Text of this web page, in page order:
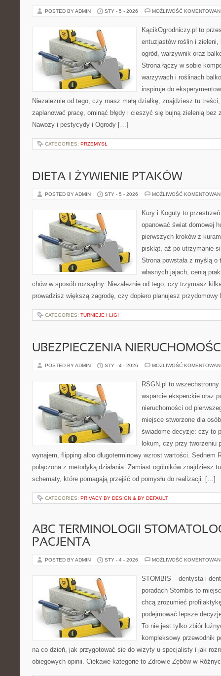
POSTED BY ADMIN STY - 5 - 2026 MOŻLIWOŚĆ
KącikOgrodniczy.pl to
entuzjastów roślin i
ogród, warzywnik oraz
Strona łączy w sobie
warzywach i roślinach
inspiruje do
Niezależnie od tego, czy masz małą działkę, znajdziesz tu
zaplanować pracę, ominąć błędy i cieszyć się bujną zielenią bez
Nawozy i pestycydy i Ogrody […]
CATEGORIES: PRZEMYSŁ
DIETA I ŻYWIENIE PTAKÓW
POSTED BY ADMIN STY - 5 - 2026 MOŻLIWOŚĆ
Kury i Koguty to
opanować świat domowej
pierwszych kroków z
piskląt, aż po utrzymanie
Strona powstała z myślą
własnych jajach, cenią
chów w sposób rozsądny. Niezależnie od tego, czy trzymasz
prowadzisz większą zagrodę, czy dopiero planujesz
CATEGORIES: TURNIEJE I LIGI
UBEZPIECZENIA
POSTED BY ADMIN STY - 4 - 2026 MOŻLIWOŚĆ
RSGN.pl to
wsparcie eksperckie oraz
nieruchomości od
miejsce stworzone dla
świadome decyzje: czy to
lokum, czy przy tworzeniu
wynajem, flipping albo długoterminowy wzrost wartości. Sednem
połączona z metodyką działania. Zamiast ogólników znajdziesz
schematy, które pomagają przejść od pomysłu do realizacji. […]
CATEGORIES: PRIVACY BY DESIGN & BY DEFAULT
ABC TERMINOLOGII
PACJENTA
POSTED BY ADMIN STY - 4 - 2026 MOŻLIWOŚĆ
STOMBIS – dentysta i
poradach Stombis to
chcą zrozumieć
podejmować lepsze
To nie jest tylko zbiór
kompleksowy przewodnik
na co dzień, jak przygotować się do wizyty u specjalisty i jak
obiegowych opinii. Ciekawe kategorie to Zdrowie Zębów w